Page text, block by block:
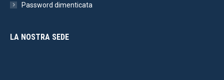
Password dimenticata
LA NOSTRA SEDE